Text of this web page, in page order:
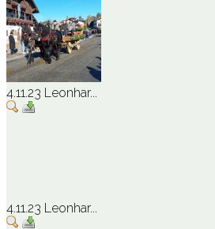
4.11.23 Leonhar...
4.11.23 Leonhar...